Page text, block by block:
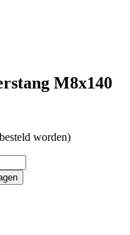
M8x140
worden)